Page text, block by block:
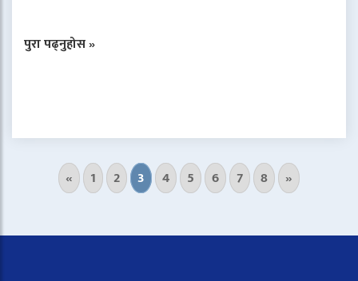
पुरा पढ्नुहोस »
« 1 2 3 4 5 6 7 8 »